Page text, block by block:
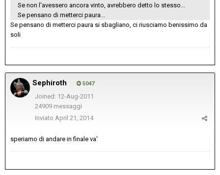
Se non l'avessero ancora vinto, avrebbero detto lo stesso...
Se pensano di metterci paura...
Se pensano di metterci paura si sbagliano, ci riusciamo benissimo da
soli
Sephiroth 5047
Joined: 12-Aug-2011
24909 messaggi
Inviato April 21, 2014
speriamo di andare in finale va'